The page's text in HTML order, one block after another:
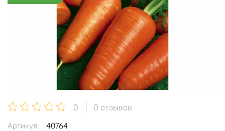
0 0 отзывов
Артикул:
40764